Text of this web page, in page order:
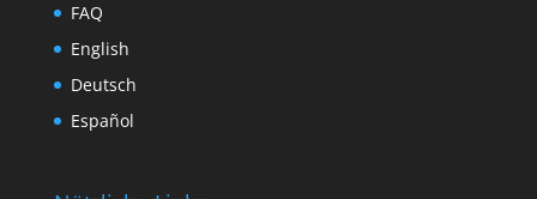
FAQ
English
Deutsch
Español